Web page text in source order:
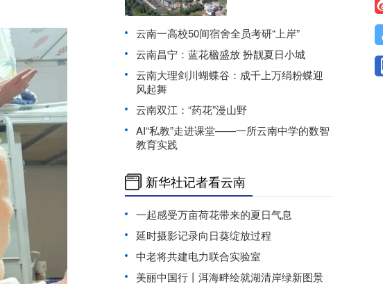
云南一高校50间宿舍全员考研“上岸”
云南昌宁：蓝花楹盛放 扮靓夏日小城
云南大理剑川蝴蝶谷：成千上万绢粉蝶迎
风起舞
云南双江：“药花”漫山野
AI“私教”走进课堂——一所云南中学的数智
教育实践
新华社记者看云南
一起感受万亩荷花带来的夏日气息
延时摄影记录向日葵绽放过程
中老将共建电力联合实验室
美丽中国行丨洱海畔绘就湖清岸绿新图景